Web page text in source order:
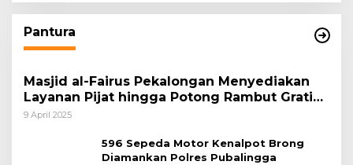
Pantura
Masjid al-Fairus Pekalongan Menyediakan
Layanan Pijat hingga Potong Rambut Gratis
bagi Pemudik Lebaran 2025
9 April 2025
596 Sepeda Motor Kenalpot Brong
Diamankan Polres Pubalingga